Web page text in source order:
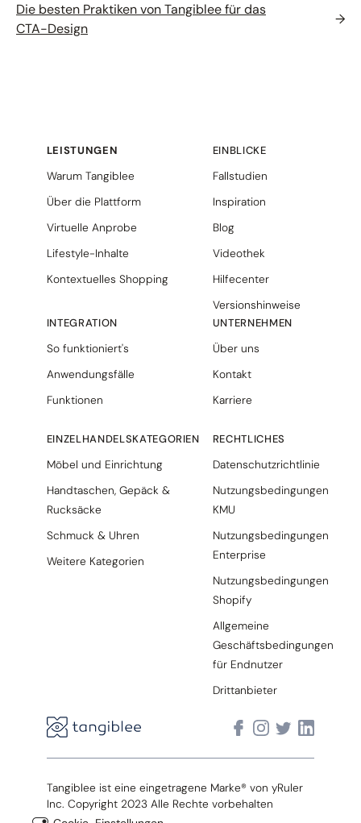
Die besten Praktiken von Tangiblee für das
CTA-Design
→
LEISTUNGEN
Warum Tangiblee
Über die Plattform
Virtuelle Anprobe
Lifestyle-Inhalte
Kontextuelles Shopping
INTEGRATION
So funktioniert's
Anwendungsfälle
Funktionen
EINZELHANDELSKATEGORIEN
Möbel und Einrichtung
Handtaschen, Gepäck &
Rucksäcke
Schmuck & Uhren
Weitere Kategorien
EINBLICKE
Fallstudien
Inspiration
Blog
Videothek
Hilfecenter
Versionshinweise
UNTERNEHMEN
Über uns
Kontakt
Karriere
RECHTLICHES
Datenschutzrichtlinie
Nutzungsbedingungen
KMU
Nutzungsbedingungen
Enterprise
Nutzungsbedingungen
Shopify
Allgemeine
Geschäftsbedingungen
für Endnutzer
Drittanbieter
Tangiblee ist eine eingetragene Marke® von yRuler
Inc. Copyright 2023 Alle Rechte vorbehalten